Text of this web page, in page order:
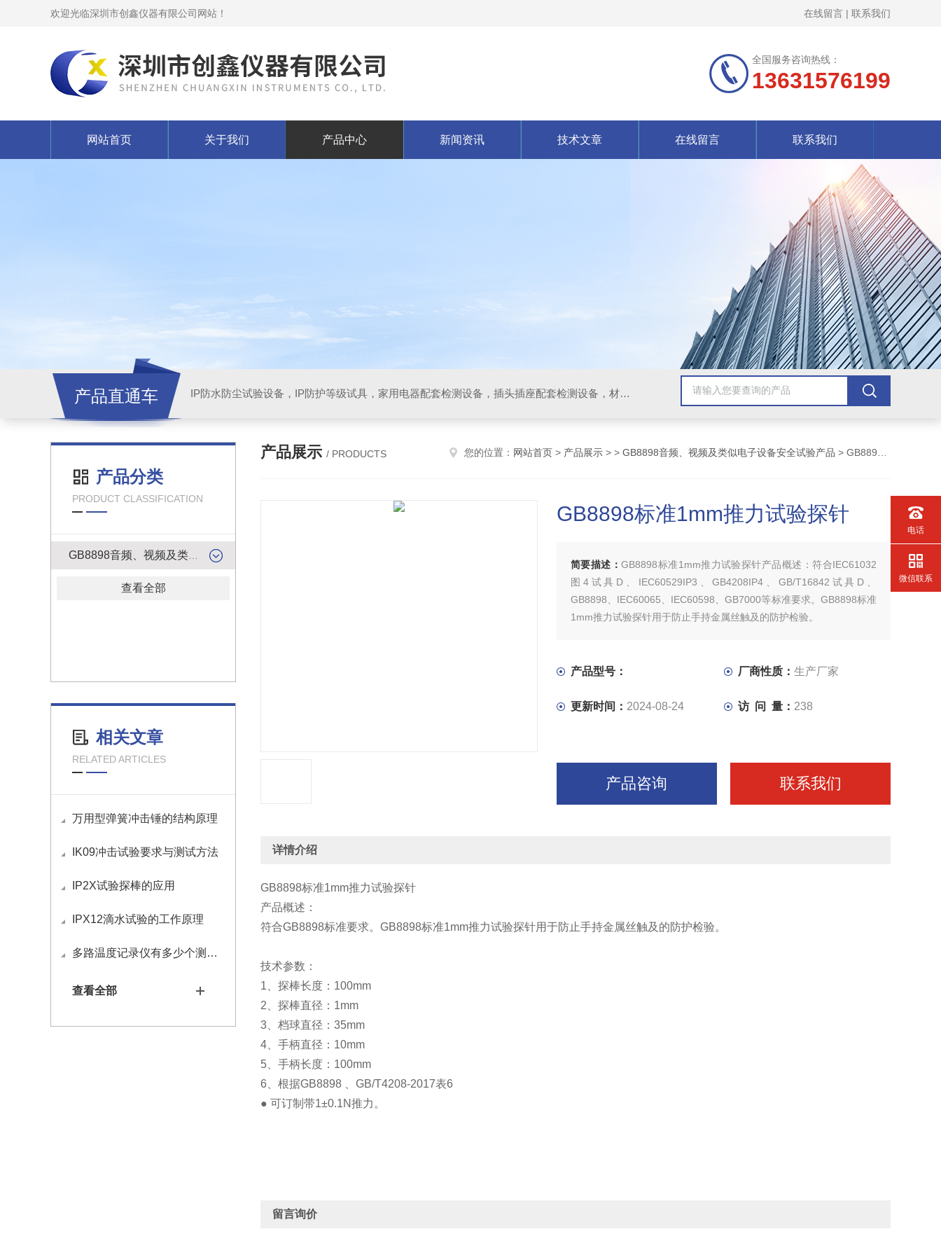
欢迎光临深圳市创鑫仪器有限公司网站！ 在线留言 | 联系我们
全国服务咨询热线：
13631576199
网站首页 关于我们 产品中心 新闻资讯 技术文章 在线留言 联系我们
产品直通车 IP防水防尘试验设备，IP防护等级试具，家用电器配套检测设备，插头插座配套检测设备，材料阻燃试验设备，碰撞试验装置，GB4943.1配套检测产品，GB9706.1医用电气配套试验设备
产品分类
PRODUCT CLASSIFICATION
查看全部
相关文章
RELATED ARTICLES
万用型弹簧冲击锤的结构原理
IK09冲击试验要求与测试方法
IP2X试验探棒的应用
IPX12滴水试验的工作原理
多路温度记录仪有多少个测试通道？
查看全部
产品展示 / PRODUCTS 您的位置： 网站首页 > 产品展示 > > GB8898音频、视频及类似电子设备安全试验产品 > GB8898标准1mm推力试验探针
GB8898标准1mm推力试验探针
简要描述：GB8898标准1mm推力试验探针产品概述：符合IEC61032
图4试具D、IEC60529IP3、GB4208IP4、GB/T16842试具D、
GB8898、IEC60065、IEC60598、GB7000等标准要求。GB8898标准
1mm推力试验探针用于防止手持金属丝触及的防护检验。
产品型号： 厂商性质： 生产厂家
更新时间： 2024-08-24 访 问 量： 238
产品咨询 联系我们
详情介绍
GB8898标准1mm推力试验探针
产品概述：
符合GB8898标准要求。 GB8898标准1mm推力试验探针用于防止手持金属丝触及的防护检验。
技术参数：
1、探棒长度：100mm
2、探棒直径：1mm
3、档球直径：35mm
4、手柄直径：10mm
5、手柄长度：100mm
6、根据GB8898 、GB/T4208-2017表6
● 可订制带1±0.1N推力。
留言询价
电话
微信联系